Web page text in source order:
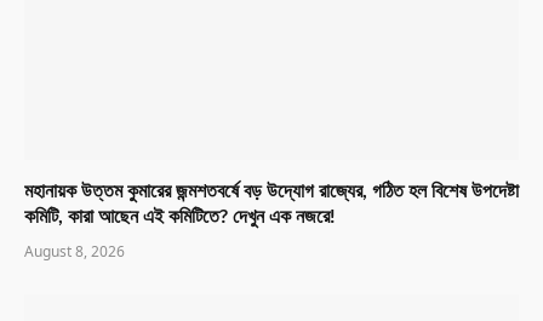
মহানায়ক উত্তম কুমারের জন্মশতবর্ষে বড় উদ্যোগ রাজ্যের, গঠিত হল বিশেষ উপদেষ্টা
কমিটি, কারা আছেন এই কমিটিতে? দেখুন এক নজরে!
August 8, 2026